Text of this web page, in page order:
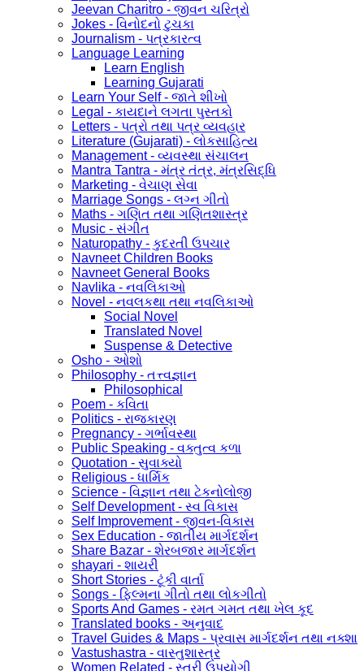
Jeevan Charitro - જીવન ચરિત્રો
Jokes - વિનોદનો ટુચકા
Journalism - પત્રકારત્વ
Language Learning
Learn English
Learning Gujarati
Learn Your Self - જાતે શીખો
Legal - કાયદાને લગતા પુસ્તકો
Letters - પત્રો તથા પત્ર વ્યવહાર
Literature (Gujarati) - લોકસાહિત્ય
Management - વ્યવસ્થા સંચાલન
Mantra Tantra - મંત્ર તંત્ર, મંત્રસિદ્ધિ
Marketing - વેચાણ સેવા
Marriage Songs - લગ્ન ગીતો
Maths - ગણિત તથા ગણિતશાસ્ત્ર
Music - સંગીત
Naturopathy - કુદરતી ઉપચાર
Navneet Children Books
Navneet General Books
Navlika - નવલિકાઓ
Novel - નવલકથા તથા નવલિકાઓ
Social Novel
Translated Novel
Suspense & Detective
Osho - ઓશો
Philosophy - તત્ત્વજ્ઞાન
Philosophical
Poem - કવિતા
Politics - રાજકારણ
Pregnancy - ગર્ભાવસ્થા
Public Speaking - વક્તુત્વ કળા
Quotation - સુવાક્યો
Religious - ધાર્મિક
Science - વિજ્ઞાન તથા ટેકનોલોજી
Self Development - સ્વ વિકાસ
Self Improvement - જીવન-વિકાસ
Sex Education - જાતીય માર્ગદર્શન
Share Bazar - શેરબજાર માર્ગદર્શન
shayari - શાયરી
Short Stories - ટૂંકી વાર્તા
Songs - ફિલ્મના ગીતો તથા લોકગીતો
Sports And Games - રમત ગમત તથા ખેલ કૂદ
Translated books - અનુવાદ
Travel Guides & Maps - પ્રવાસ માર્ગદર્શન તથા નક્શા
Vastushastra - વાસ્તુશાસ્ત્ર
Women Related - સ્ત્રી ઉપયોગી